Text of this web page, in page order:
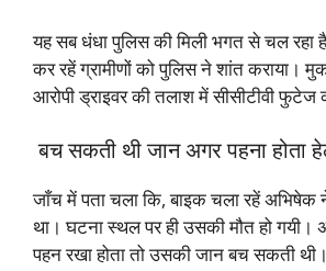
यह सब धंधा पुलिस की मिली भगत से चल रहा
कर रहें ग्रामीणों को पुलिस ने शांत कराया।
आरोपी ड्राइवर की तलाश में सीसीटीवी फुटेज
बच सकती थी जान अगर पहना होता
जाँच में पता चला कि, बाइक चला रहें अभिषेक
था। घटना स्थल पर ही उसकी मौत हो
पहन रखा होता तो उसकी जान बच सकती थी।